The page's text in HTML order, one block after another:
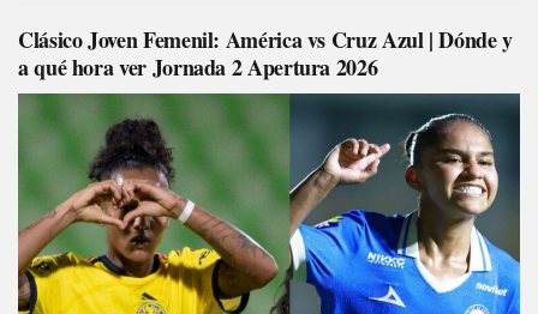
Clásico Joven Femenil: América vs Cruz Azul | Dónde y
a qué hora ver Jornada 2 Apertura 2026